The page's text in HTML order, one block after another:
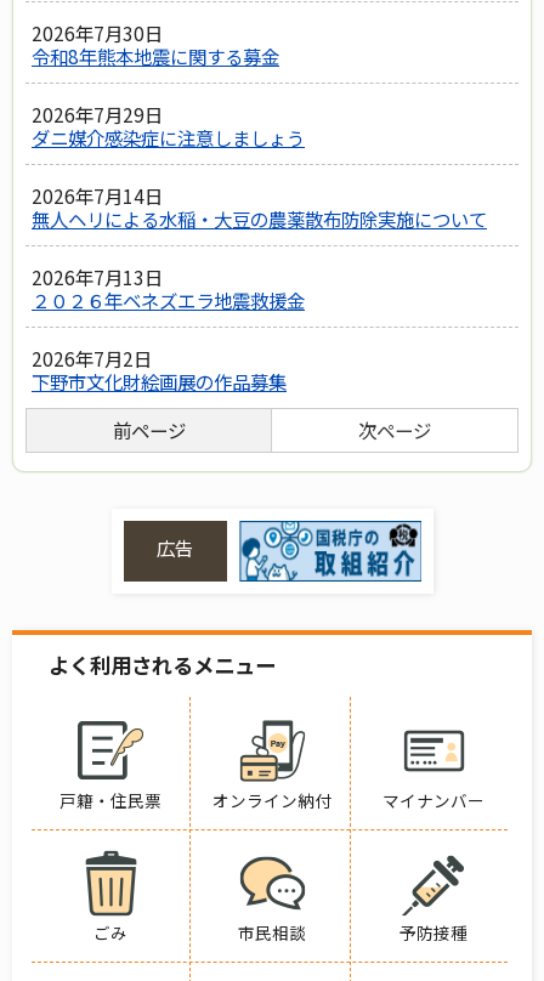
2026年7月30日
令和8年熊本地震に関する募金
2026年7月29日
ダニ媒介感染症に注意しましょう
2026年7月14日
無人ヘリによる水稲・大豆の農薬散布防除実施について
2026年7月13日
２０２６年ベネズエラ地震救援金
2026年7月2日
下野市文化財絵画展の作品募集
前ページ
次ページ
広告
よく利用されるメニュー
戸籍・住民票 オンライン納付 マイナンバー
ごみ 市民相談 予防接種